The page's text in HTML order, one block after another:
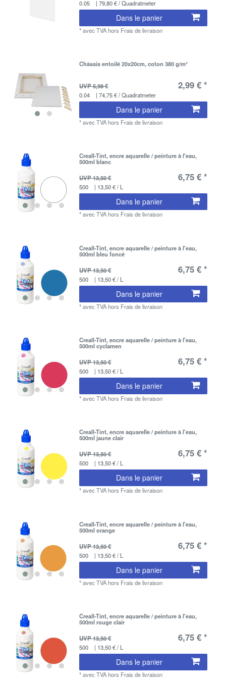
0.05 | 79,80 € / Quadratmeter
Dans le panier
*avec TVAhors Frais de livraison
Châssis entoilé 20x20cm, coton 380 g/m²
UVP 5,98 € 2,99 € *
0.04 | 74,75 € / Quadratmeter
Dans le panier
*avec TVAhors Frais de livraison
Creall-Tint, encre aquarelle / peinture à l'eau,
500ml blanc
UVP 13,50 €
6,75 € *
500 | 13,50 € / L
Dans le panier
*avec TVAhors Frais de livraison
Creall-Tint, encre aquarelle / peinture à l'eau,
500ml bleu foncé
UVP 13,50 €
6,75 € *
500 | 13,50 € / L
Dans le panier
*avec TVAhors Frais de livraison
Creall-Tint, encre aquarelle / peinture à l'eau,
500ml cyclamen
UVP 13,50 €
6,75 € *
500 | 13,50 € / L
Dans le panier
*avec TVAhors Frais de livraison
Creall-Tint, encre aquarelle / peinture à l'eau,
500ml jaune clair
UVP 13,50 €
6,75 € *
500 | 13,50 € / L
Dans le panier
*avec TVAhors Frais de livraison
Creall-Tint, encre aquarelle / peinture à l'eau,
500ml orange
UVP 13,50 €
6,75 € *
500 | 13,50 € / L
Dans le panier
*avec TVAhors Frais de livraison
Creall-Tint, encre aquarelle / peinture à l'eau,
500ml rouge clair
UVP 13,50 €
6,75 € *
500 | 13,50 € / L
Dans le panier
*avec TVAhors Frais de livraison